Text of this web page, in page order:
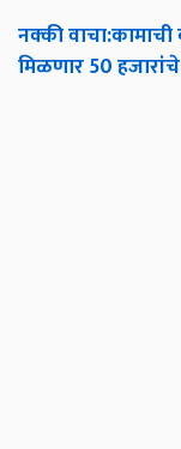
नक्कीवाचा:कामाची
मिळणार50हजारांचे